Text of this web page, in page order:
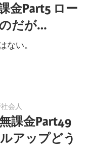
金Part5 ロー
だが…
ない。
会人
課金Part49
アップどう